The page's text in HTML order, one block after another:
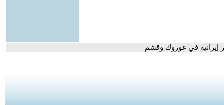
إيرانية في غوروك وقشم